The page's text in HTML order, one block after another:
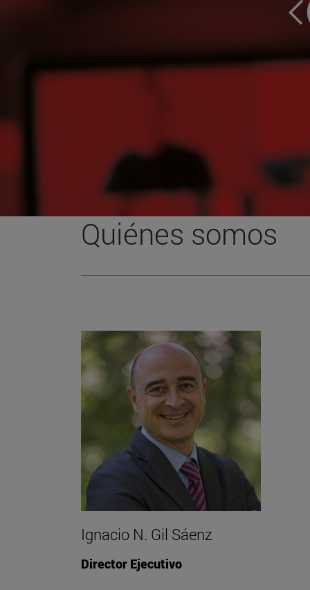
Quiénes somos
Ignacio N. Gil Sáenz
Director Ejecutivo